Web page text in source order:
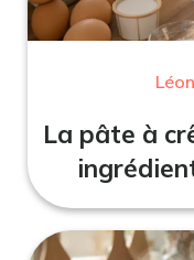
La pâte à